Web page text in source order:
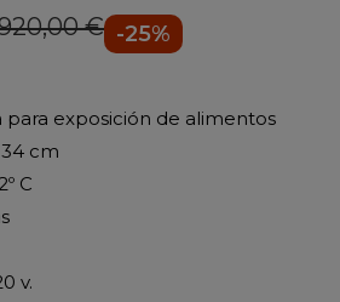
€ -25%
exposición de alimentos
cm
C
v.